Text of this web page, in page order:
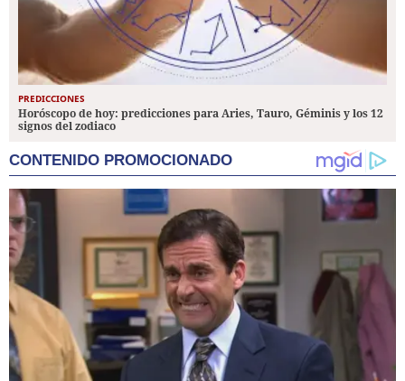
PREDICCIONES
Horóscopo de hoy: predicciones para Aries, Tauro, Géminis y los 12
signos del zodiaco
CONTENIDO PROMOCIONADO